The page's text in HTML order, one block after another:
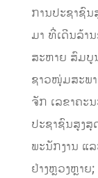
ການປະຊາຊົ
ມາ ທີ່ເດີນລ້າ
ສະຫາຍ ສົມບູ
ຊາວໜຸ່ມສະພ
ຈັກ ເລຂາຄະ
ປະຊາຊົນສູງ
ພະນັກງານ ແ
ຢ່າງຫຼວງຫຼາຍ